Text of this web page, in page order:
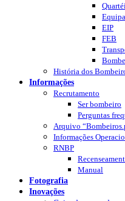
EIP
FEB
História dos
Informações
Recrutamento
Ser bombeiro
Perguntas
Arquivo
Informações
RNBP
Manual
Fotografia
Inovações